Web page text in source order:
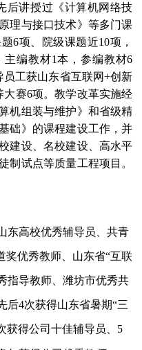
后讲授过《计算机网络技
理与接口技术》等多门课
6项、院级课题近10项，
主编教材1本，参编教材6
员工获山东省互联网+创新
大赛6项。教学改革实施经
机组装与维护》和省级精
础》的课程建设工作，并
建设、名校建设、高水平
制试点等质量工程项目。
东高校优秀辅导员、共青
奖优秀教师、山东省“互联
指导教师、潍坊市优秀共
后4次获得山东省暑期“三
获得公司十佳辅导员、 5